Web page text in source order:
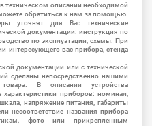
техническом описании необходимой
обратиться к нам за помощью.
уточнят для Вас технические
документации: инструкция по
по эксплуатации, схемы. При
интересующего вас прибора, стенда
документации или с технической
сделаны непосредственно нашими
В описании устройства
приборов: номинал,
напряжение питания, габариты
несоответствие названия прибора
фото или прикрепленным